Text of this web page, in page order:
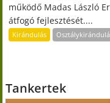
működő Madas László
átfogó fejlesztését....
Kirándulás
Tankertek